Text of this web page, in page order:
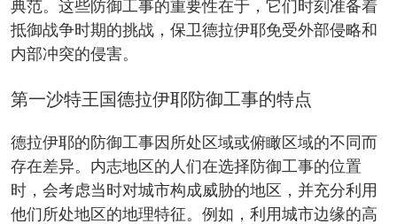
典范。这些防御工事的重要性在于，它们时刻准备着
抵御战争时期的挑战，保卫德拉伊耶免受外部侵略和
内部冲突的侵害。
第一沙特王国德拉伊耶防御工事的特点
德拉伊耶的防御工事因所处区域或俯瞰区域的不同而
存在差异。内志地区的人们在选择防御工事的位置
时，会考虑当时对城市构成威胁的地区，并充分利用
他们所处地区的地理特征。例如，利用城市边缘的高